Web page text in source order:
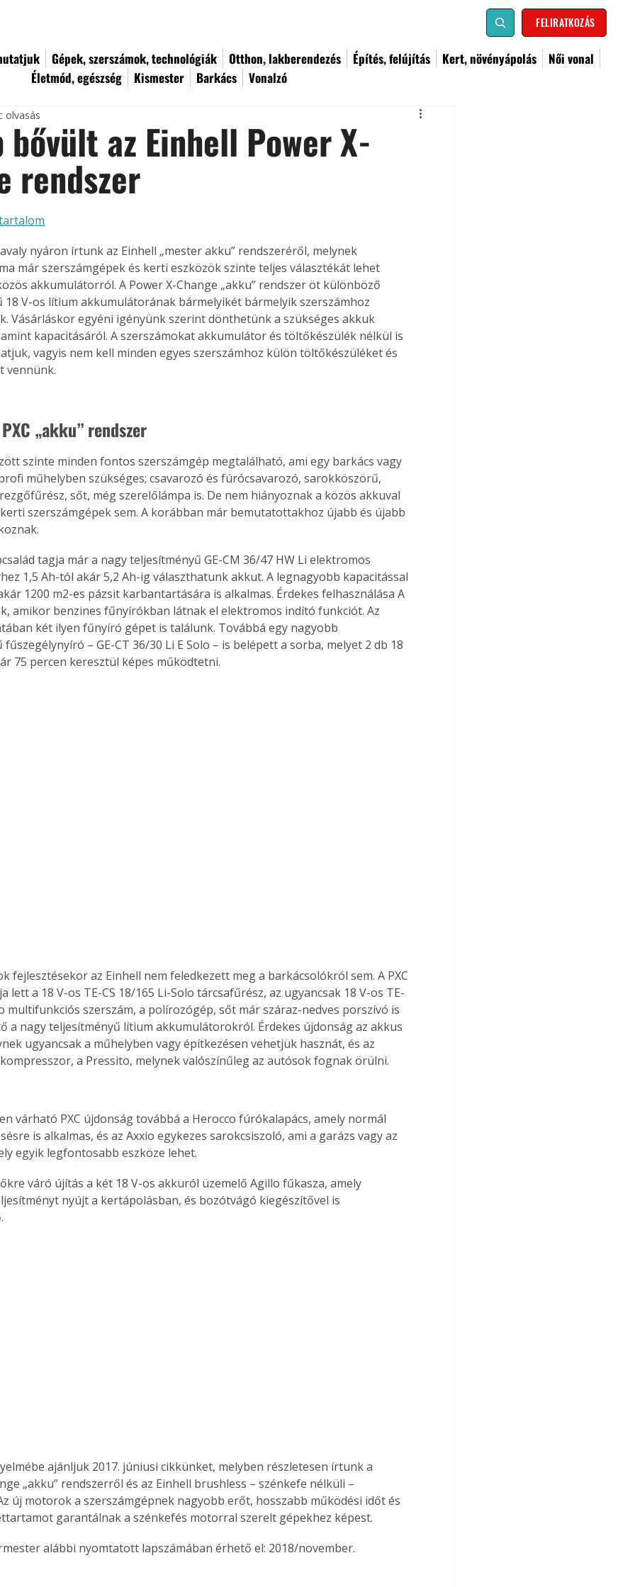
FELIRATKOZÁS
Gépek, szerszámok, technológiák Otthon, lakberendezés Építés, felújítás Kert, növényápolás
Női vonal
Életmód, egészség
Kismester Barkács Vonalzó
vagy
Bárhol,
élve
bővült az Einhell Power X-
rendszer
olvasás
nyáron írtunk az Einhell „mester akku” rendszeréről, melynek
már szerszámgépek és kerti eszközök szinte teljes választékát lehet
akkumulátorról. A Power X-Change „akku” rendszer öt különböző
18 V-os lítium akkumulátorának bármelyikét bármelyik szerszámhoz
Vásárláskor egyéni igényünk szerint dönthetünk a szükséges akkuk
kapacitásáról. A szerszámokat akkumulátor és töltőkészülék nélkül is
vagyis nem kell minden egyes szerszámhoz külön töltőkészüléket és
vennünk.
„akku” rendszer
szinte minden fontos szerszámgép megtalálható, ami egy barkács vagy
műhelyben szükséges; csavarozó és fúrócsavarozó, sarokköszörű,
sőt, még szerelőlámpa is. De nem hiányoznak a közös akkuval
szerszámgépek sem. A korábban már bemutatottakhoz újabb és újabb
tagja már a nagy teljesítményű GE-CM 36/47 HW Li elektromos
1,5 Ah-tól akár 5,2 Ah-ig választhatunk akkut. A legnagyobb kapacitással
1200 m2-es pázsit karbantartására is alkalmas. Érdekes felhasználása A
amikor benzines fűnyírókban látnak el elektromos indító funkciót. Az
két ilyen fűnyíró gépet is találunk. Továbbá egy nagyobb
– GE-CT 36/30 Li E Solo – is belépett a sorba, melyet 2 db 18
75 percen keresztül képes működtetni.
fejlesztésekor az Einhell nem feledkezett meg a barkácsolókról sem. A PXC
lett a 18 V-os TE-CS 18/165 Li-Solo tárcsafűrész, az ugyancsak 18 V-os TE-
multifunkciós szerszám, a polírozógép, sőt már száraz-nedves porszívó is
a nagy teljesítményű lítium akkumulátorokról. Érdekes újdonság az akkus
ugyancsak a műhelyben vagy építkezésen vehetjük hasznát, és az
a Pressito, melynek valószínűleg az autósok fognak örülni.
várható PXC újdonság továbbá a Herocco fúrókalapács, amely normál
is alkalmas, és az Axxio egykezes sarokcsiszoló, ami a garázs vagy az
egyik legfontosabb eszköze lehet.
váró újítás a két 18 V-os akkuról üzemelő Agillo fűkasza, amely
nyújt a kertápolásban, és bozótvágó kiegészítővel is
ajánljuk 2017. júniusi cikkünket, melyben részletesen írtunk a
„akku” rendszerről és az Einhell brushless – szénkefe nélküli –
új motorok a szerszámgépnek nagyobb erőt, hosszabb műkö­dési időt és
garantálnak a szénkefés motorral szerelt gépekhez képest.
alábbi nyomtatott lapszámában érhető el: 2018/november.